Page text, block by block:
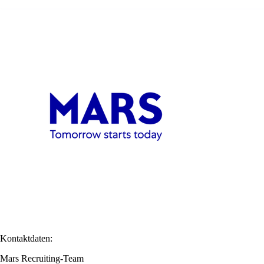
Kontaktdaten:
Mars Recruiting-Team